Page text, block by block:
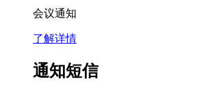
会议通知
了解详情
通知短信